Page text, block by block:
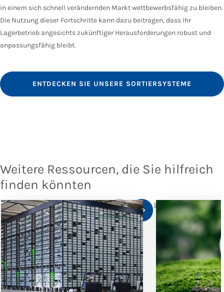
in einem sich schnell verändernden Markt wettbewerbsfähig zu bleiben.
Die Nutzung dieser Fortschritte kann dazu beitragen, dass Ihr
Lagerbetrieb angesichts zukünftiger Herausforderungen robust und
anpassungsfähig bleibt.
ENTDECKEN SIE UNSERE SORTIERSYSTEME
Weitere Ressourcen, die Sie hilfreich
finden könnten
1